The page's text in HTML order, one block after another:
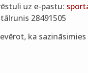
uz e-pastu:
28491505
ka